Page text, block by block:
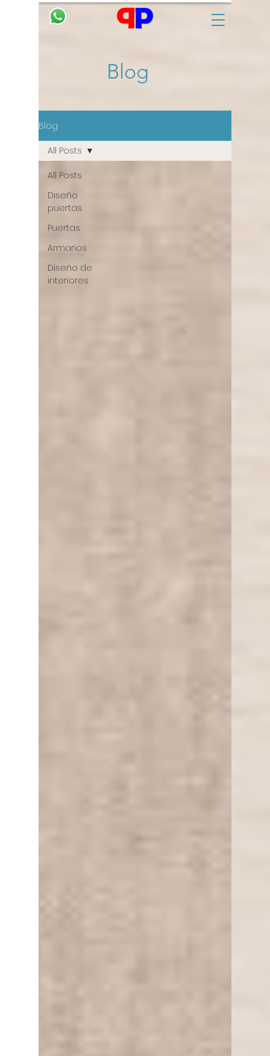
Blog
Blog
All Posts
Diseño
puertas
Puertas
Armarios
Diseño de
interiores
All Posts